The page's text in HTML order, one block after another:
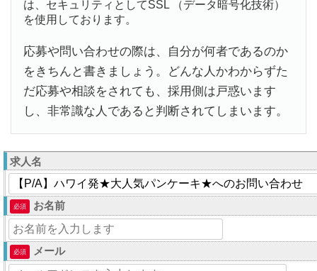
は、セキュリティとしてSSL （データ暗号化技術）
を使用しております。
応募や問い合わせの際は、自分が何者であるのか
をきちんと書きましょう。どんな人かわからずた
だ応募や相談をされても、採用側は戸惑います
し、非常識な人であると判断されてしまいます。
求人名
必須 お名前
必須 メール